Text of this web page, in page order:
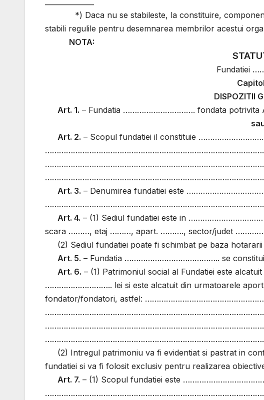
*) Daca nu se stabileste, la constituire,
stabili regulile pentru desemnarea membrilor acestui
NOTA:
Fundatiei
DISPOZITII
Art. 1. – Fundatia …………………………. fondata potrivita
Art. 2. – Scopul fundatiei il constituie
Art. 3. – Denumirea fundatiei este
Art. 4. – (1) Sediul fundatiei este in
scara ………, etaj ………, apart. ………., sector/judet
(2) Sediul fundatiei poate fi schimbat pe baza
Art. 5. – Fundatia ………………………………….. se
Art. 6. – (1) Patrimoniul social al Fundatiei este
……………………….. lei si este alcatuit din urmatoarele
fondator/fondatori, astfel:
(2) Intregul patrimoniu va fi evidentiat si pastrat in
fundatiei si va fi folosit exclusiv pentru realizarea
Art. 7. – (1) Scopul fundatiei este